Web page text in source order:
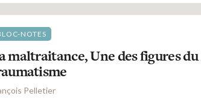
NOTES
maltraitance, Une des figures du
Pelletier